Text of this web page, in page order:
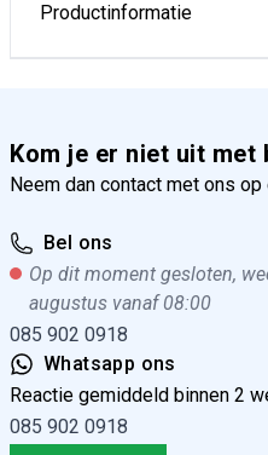
Productinformatie
Kom je er niet uit met
Neem dan contact met ons
Bel ons
Op dit moment gesloten,
augustus vanaf 08:00
085 902 0918
Whatsapp ons
Reactie gemiddeld binnen 2
085 902 0918